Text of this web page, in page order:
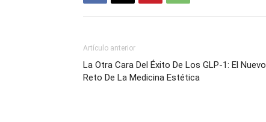
Artículo anterior
La Otra Cara Del Éxito De Los GLP-1: El Nuevo
Reto De La Medicina Estética